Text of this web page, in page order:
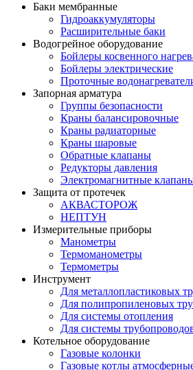
Баки мембранные
Гидроаккумуляторы
Расширительные баки
Водогрейное оборудование
Бойлеры косвенного
Бойлеры электрические
Проточные
Запорная арматура
Группы безопасности
Краны балансировочные
Краны радиаторные
Краны шаровые
Обратные клапаны
Редукторы давления
Электромагнитные
Защита от протечек
АКВАСТОРОЖ
НЕПТУН
Измерительные приборы
Манометры
Термоманометры
Термометры
Инструмент
Для металлопластиковых
Для полипропиленовых
Для системы отопления
Для системы
Котельное оборудование
Газовые колонки
Газовые котлы